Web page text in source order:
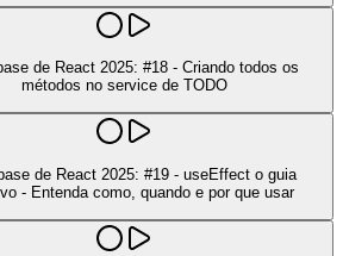
de React 2025: #18 - Criando todos os
métodos no service de TODO
de React 2025: #19 - useEffect o guia
- Entenda como, quando e por que usar